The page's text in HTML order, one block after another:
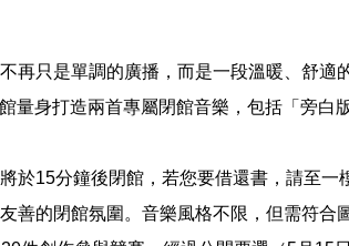
再只是單調的廣播，而是一段溫暖、舒
身打造兩首專屬閉館音樂，包括「旁白
15分鐘後閉館，若您要借還書，請至一
的閉館氛圍。音樂風格不限，但需符合